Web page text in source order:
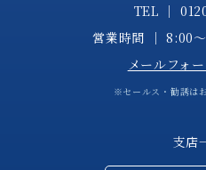
TEL │
営業時間 │ 8:00
メールフォ
※セールス・勧誘は
支店